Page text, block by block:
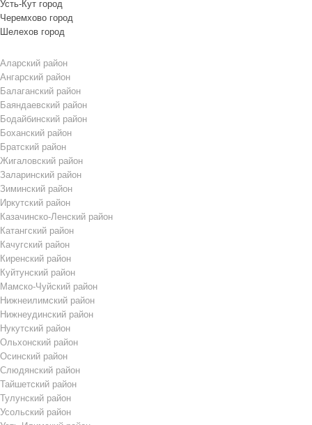
Усть-Кут город
Черемхово город
Шелехов город
Аларский район
Ангарский район
Балаганский район
Баяндаевский район
Бодайбинский район
Боханский район
Братский район
Жигаловский район
Заларинский район
Зиминский район
Иркутский район
Казачинско-Ленский район
Катангский район
Качугский район
Киренский район
Куйтунский район
Мамско-Чуйский район
Нижнеилимский район
Нижнеудинский район
Нукутский район
Ольхонский район
Осинский район
Слюдянский район
Тайшетский район
Тулунский район
Усольский район